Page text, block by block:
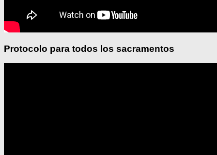
Protocolo para todos los sacramentos